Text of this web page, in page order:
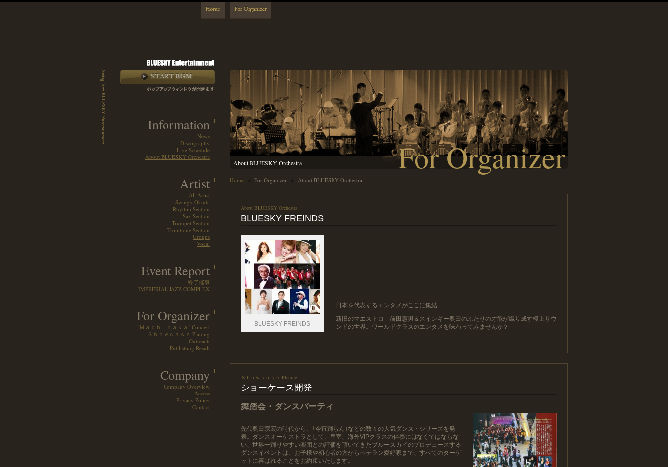
Information
News
Discography
Live Schedule
About BLUESKY Orchestra
Artist
All Artist
Swingy Okuda
Rhythm Section
Sax Section
Trumpet Section
Trombone Section
Groups
Vocal
Event Report
終了催事
IMPRERIAL JAZZ COMPLEX
For Organizer
"Ｍａｃｈｉｎａｋａ" Concert
Ｓｈｏｗｃａｓｅ Planing
Outreach
Publishing Result
Company
Company Overview
Access
Privacy Policy
Contact
For Organizer
About BLUESKY Orchestra
Home > For Organizer > About BLUESKY Orchestra
About BLUESKY Orchestra
BLUESKY FREINDS
BLUESKY FREINDS
日本を代表するエンタメがここに集結
新旧のマエストロ 前田憲男＆スインギー奥田のふたりの才能が織り成す極上サウ
ンドの世界。ワールドクラスのエンタメを味わってみませんか？
Ｓｈｏｗｃａｓｅ Planing
ショーケース開発
舞踏会・ダンスパーティ
先代奥田宗宏の時代から、｢今宵踊らん｣などの数々の人気ダンス・シリーズを発
表。ダンスオーケストラとして、皇室、海外VIPクラスの伴奏にはなくてはならな
い、世界一踊りやすい楽団との評価を頂いてきたブルースカイのプロデュースする
ダンスイベントは、お子様や初心者の方からベテラン愛好家まで、すべてのターゲ
ットに喜ばれることをお約束いたします。